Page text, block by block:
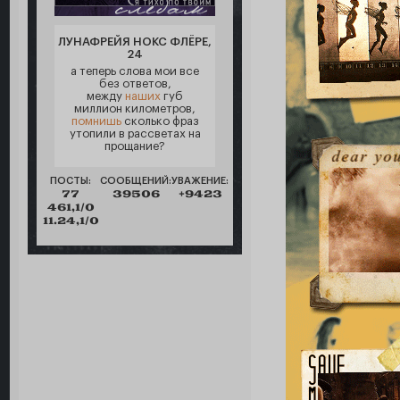
ЛУНАФРЕЙЯ НОКС ФЛЁРЕ,
24
а теперь слова мои все
без ответов,
между наших губ
миллион километров,
помнишьсколько фраз
утопили в рассветах на
прощание?
ПОСТЫ:
77
461,1/0
11.24,1/0
СООБЩЕНИЙ:
39506
УВАЖЕНИЕ:
+9423